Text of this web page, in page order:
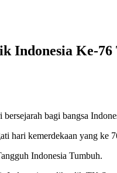
Indonesia Ke-76
bagi bangsa
hari kemerdekaan yang ke
Indonesia Tumbuh.